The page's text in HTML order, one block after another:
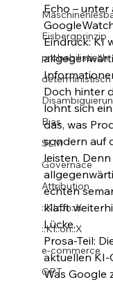
Eisbergprinzip
probabilistisch
deterministisch
Bias
SLM
Governace
Attribution
::KI::on::X
::KI::on::X
e-commerce
GPT
Echo – unter
Eindruck: KI
Doch hinter
lohnt sich
das, was
sondern auf
leisten.
echten
klafft
Lücke.
Prosa-Teil:
aktuellen KI-
Was Google